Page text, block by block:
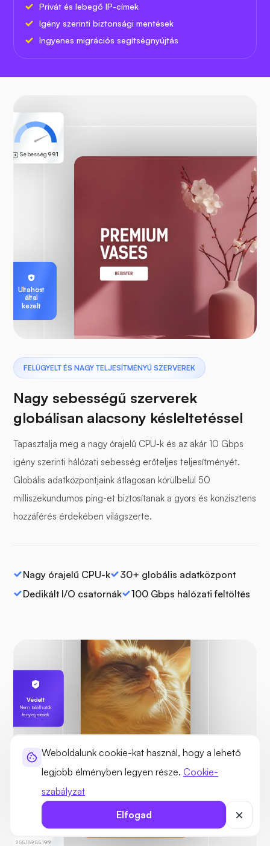
Weboldalunk cookie-kat használ, hogy a lehető
legjobb élményben legyen része. Cookie-
szabályzat
Elfogad
Privát és lebegő IP-címek
Igény szerinti biztonsági mentések
Ingyenes migrációs segítségnyújtás
FELÜGYELT ÉS NAGY TELJESÍTMÉNYŰ SZERVEREK
Nagy sebességű szerverek
globálisan alacsony késleltetéssel
Tapasztalja meg a nagy órajelű CPU-k és az akár 10 Gbps
igény szerinti hálózati sebesség erőteljes teljesítményét.
Globális adatközpontjaink átlagosan körülbelül 50
milliszekundumos ping-et biztosítanak a gyors és konzisztens
hozzáférés érdekében világszerte.
Nagy órajelű CPU-k
30+ globális adatközpont
Dedikált I/O csatornák
100 Gbps hálózati feltöltés
Sebesség99.1
Ultahost
által
kezelt
Védett
Nem találhatók
fenyegetések
Karl szervere
255.189.85.19